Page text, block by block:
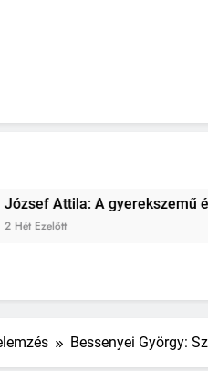
élet-tavon
Bessenyei György: